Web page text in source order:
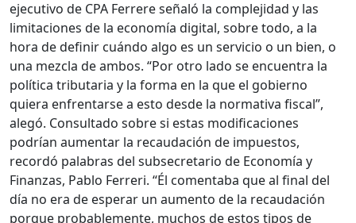
ejecutivo de CPA Ferrere señaló la complejidad y las
limitaciones de la economía digital, sobre todo, a la
hora de definir cuándo algo es un servicio o un bien, o
una mezcla de ambos. “Por otro lado se encuentra la
política tributaria y la forma en la que el gobierno
quiera enfrentarse a esto desde la normativa fiscal”,
alegó. Consultado sobre si estas modificaciones
podrían aumentar la recaudación de impuestos,
recordó palabras del subsecretario de Economía y
Finanzas, Pablo Ferreri. “Él comentaba que al final del
día no era de esperar un aumento de la recaudación
porque probablemente, muchos de estos tipos de